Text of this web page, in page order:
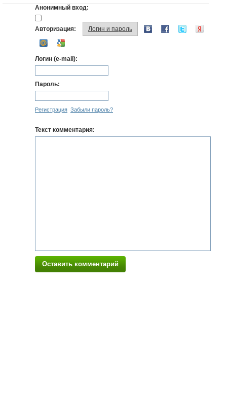
Анонимный вход:
Авторизация: Логин и пароль
Логин (e-mail):
Пароль:
Регистрация Забыли пароль?
Текст комментария:
Оставить комментарий